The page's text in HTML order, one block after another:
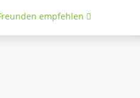
empfehlen